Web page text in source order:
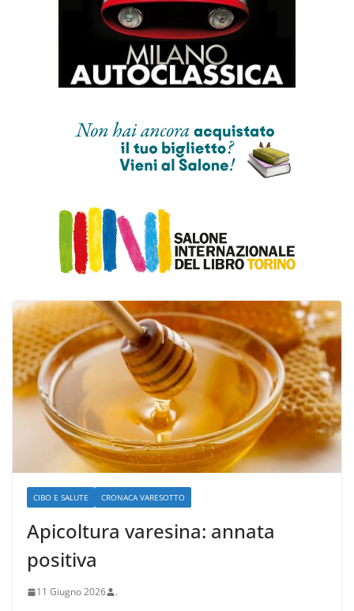
CIBO E SALUTE CRONACA VARESOTTO
Apicoltura varesina: annata
positiva
11 Giugno 2026 .